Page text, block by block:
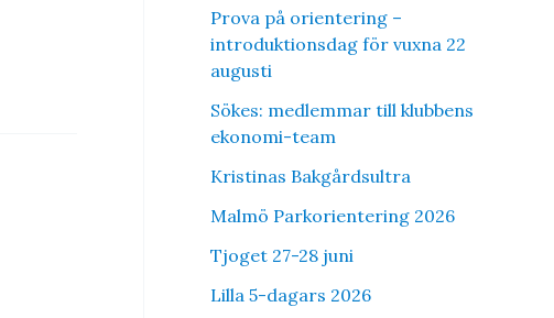
Prova på orientering –
introduktionsdag för vuxna 22
augusti
Sökes: medlemmar till klubbens
ekonomi-team
Kristinas Bakgårdsultra
Malmö Parkorientering 2026
Tjoget 27-28 juni
Lilla 5-dagars 2026